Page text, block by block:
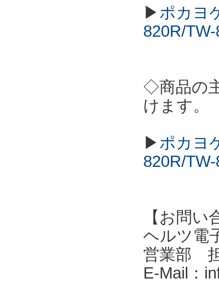
▶ポカヨ
820R/
◇商品の
けます。
▶ポカヨ
820R/
【お問い
ヘルツ電
営業部
E-Mail：